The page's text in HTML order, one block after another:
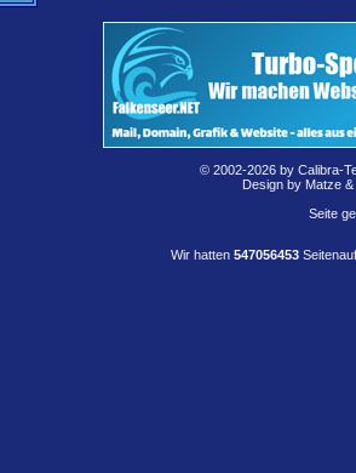
© 2002-2026 by Calibra-
Design by Matze
Seite
Wir hatten 547056453